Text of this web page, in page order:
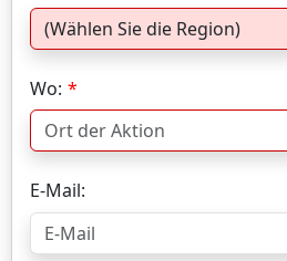
Wo:
E-Mail: